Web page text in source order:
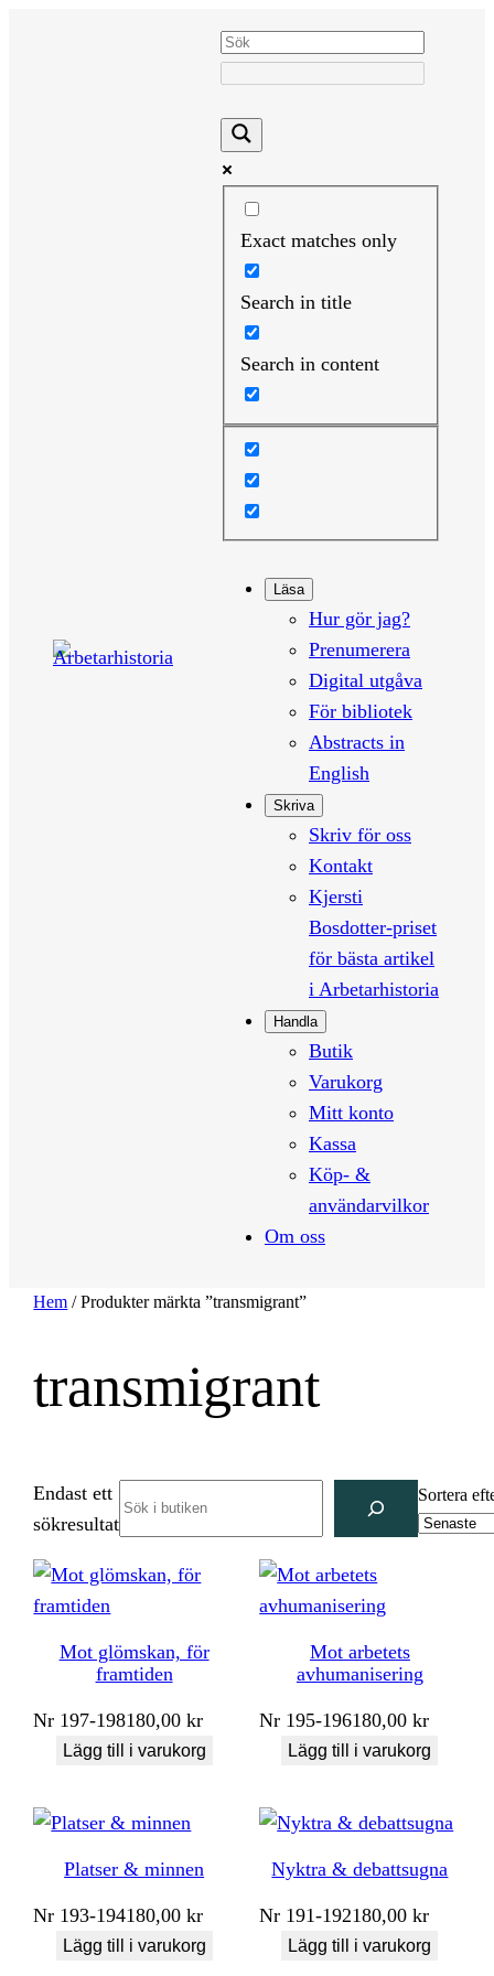
Exact matches only
Search in title
Search in content
Läsa
Hur gör jag?
Prenumerera
Digital utgåva
För bibliotek
Abstracts in
English
Skriva
Skriv för oss
Kontakt
Kjersti
Bosdotter-priset
för bästa artikel
i Arbetarhistoria
Handla
Butik
Varukorg
Mitt konto
Kassa
Köp- &
användarvilkor
Om oss
Hem / Produkter märkta ”transmigrant”
transmigrant
Endast ett
sökresultat
Sortera
Mot glömskan, för
framtiden
Nr 197-198180,00kr
Lägg till i varukorg
Mot arbetets
avhumanisering
Nr 195-196180,00kr
Lägg till i varukorg
Platser & minnen
Nr 193-194180,00kr
Lägg till i varukorg
Nyktra & debattsugna
Nr 191-192180,00kr
Lägg till i varukorg